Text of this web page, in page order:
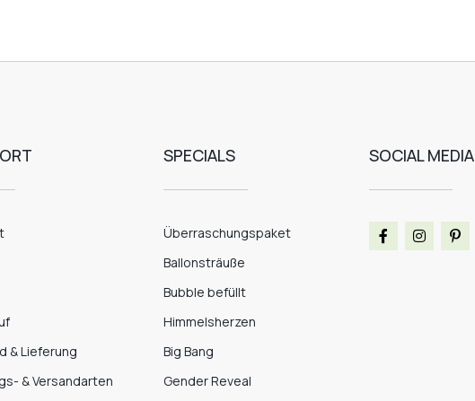
& Lieferung
& Versandarten
SPECIALS
Überraschungspaket
Ballonsträuße
Bubble befüllt
Himmelsherzen
Big Bang
Gender Reveal
SOCIAL MEDIA